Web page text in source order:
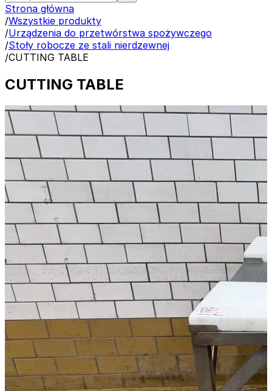
Strona główna
/Wszystkie produkty
/Urządzenia do przetwórstwa spożywczego
/Stoły robocze ze stali nierdzewnej
/CUTTING TABLE
CUTTING TABLE